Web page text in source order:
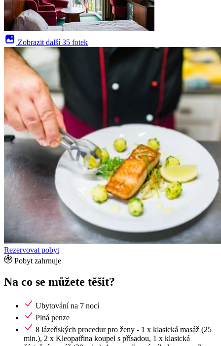
Zobrazit další 35 fotek
Rezervovat pobyt
Pobyt zahrnuje
Na co se můžete těšit?
Ubytování na 7 nocí
Plná penze
8 lázeňských procedur pro ženy - 1 x klasická masáž (25
min.), 2 x Kleopatřina koupel s přísadou, 1 x klasická